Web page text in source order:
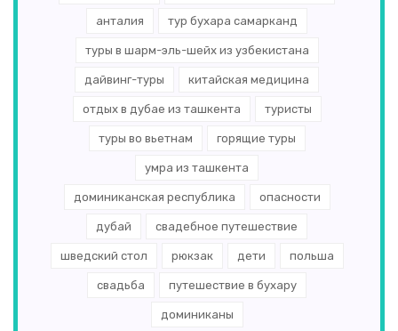
анталия тур бухара самарканд
туры в шарм-эль-шейх из узбекистана
дайвинг-туры китайская медицина
отдых в дубае из ташкента туристы
туры во вьетнам горящие туры
умра из ташкента
доминиканская республика опасности
дубай свадебное путешествие
шведский стол рюкзак дети польша
свадьба путешествие в бухару
доминиканы